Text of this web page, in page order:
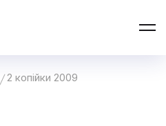
2 копійки 2009